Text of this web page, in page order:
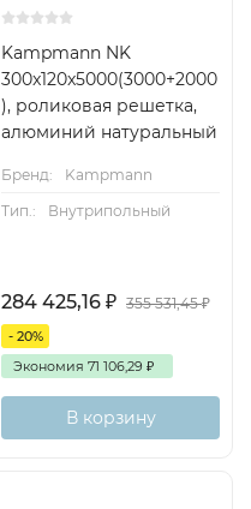
Kampmann NK
300x120x5000(3000+2000
), роликовая решетка,
алюминий натуральный
Бренд:
Kampmann
Тип.:
Внутрипольный
284 425,16 ₽ 355 531,45₽
- 20%
Экономия 71 106,29 ₽
В корзину